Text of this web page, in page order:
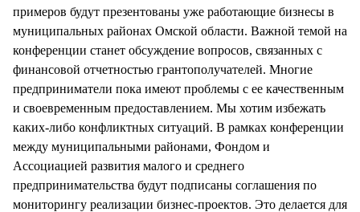
примеров будут презентованы уже работающие бизнесы в
муниципальных районах Омской области. Важной темой на
конференции станет обсуждение вопросов, связанных с
финансовой отчетностью грантополучателей. Многие
предприниматели пока имеют проблемы с ее качественным
и своевременным предоставлением. Мы хотим избежать
каких-либо конфликтных ситуаций. В рамках конференции
между муниципальными районами, Фондом и
Ассоциацией развития малого и среднего
предпринимательства будут подписаны соглашения по
мониторингу реализации бизнес-проектов. Это делается для